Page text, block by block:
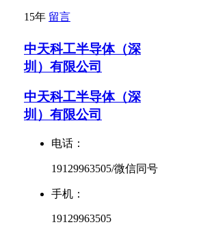
15年 留言
中天科工半导体（深
圳）有限公司
中天科工半导体（深
圳）有限公司
电话：
19129963505/微信同号
手机：
19129963505